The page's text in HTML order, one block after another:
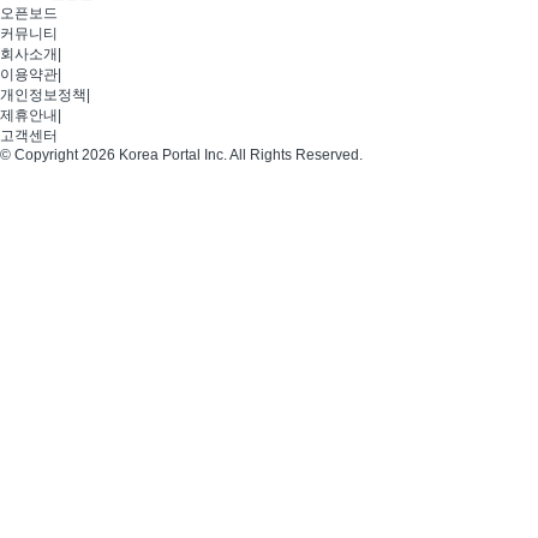
오픈보드
커뮤니티
회사소개
이용약관
개인정보정책
제휴안내
고객센터
© Copyright 2026 Korea Portal Inc. All Rights Reserved.